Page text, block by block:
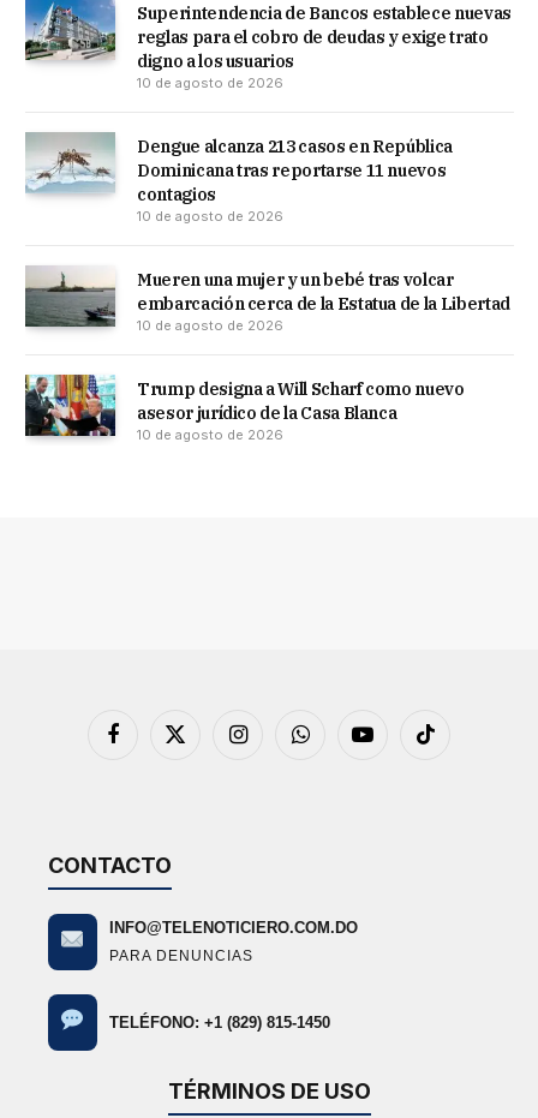
Superintendencia de Bancos establece nuevas
reglas para el cobro de deudas y exige trato
digno a los usuarios
10 de agosto de 2026
Dengue alcanza 213 casos en República
Dominicana tras reportarse 11 nuevos
contagios
10 de agosto de 2026
Mueren una mujer y un bebé tras volcar
embarcación cerca de la Estatua de la Libertad
10 de agosto de 2026
Trump designa a Will Scharf como nuevo
asesor jurídico de la Casa Blanca
10 de agosto de 2026
Facebook
X
InstagramWhatsAppYouTubeTikTok
CONTACTO
INFO@TELENOTICIERO.COM.DO
PARA DENUNCIAS
TELÉFONO: +1 (829) 815-1450
TÉRMINOS DE USO